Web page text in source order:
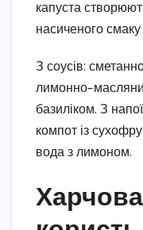
капуста
насиченого
З соусів:
лимонно-
базиліком. З
компот із
вода з лимоном.
Харчова